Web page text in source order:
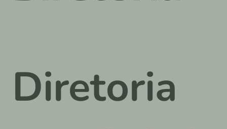
Diretoria